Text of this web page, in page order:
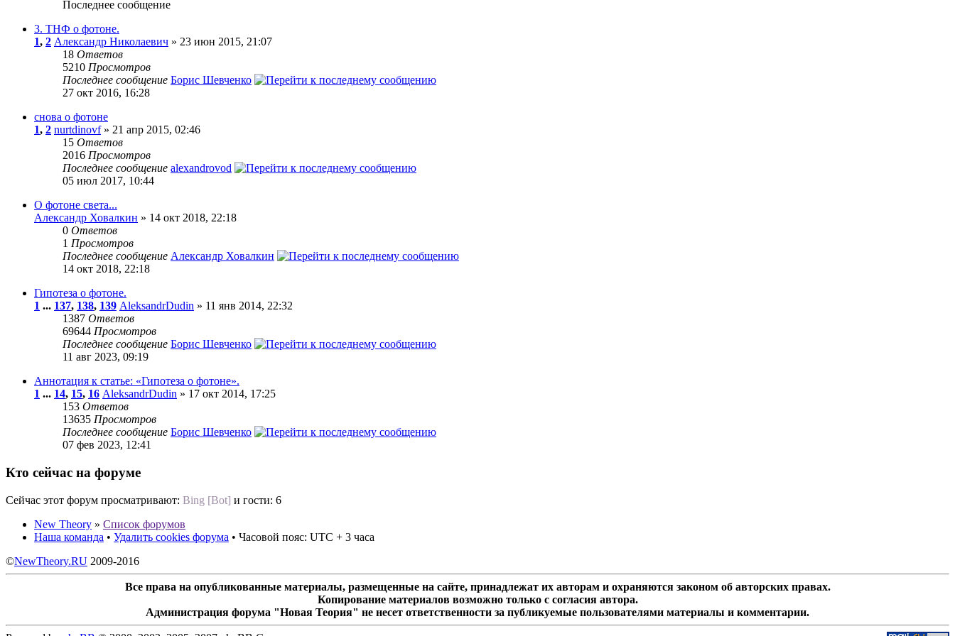
Последнее сообщение
3. ТНФ о фотоне.
1, 2 Александр Николаевич » 23 июн 2015, 21:07
18 Ответов
5210 Просмотров
Последнее сообщение Борис Шевченко
27 окт 2016, 16:28
снова о фотоне
1, 2 nurtdinovf» 21 апр 2015, 02:46
15 Ответов
2016 Просмотров
Последнее сообщение alexandrovod
05 июл 2017, 10:44
О фотоне света...
Александр Ховалкин » 14 окт 2018, 22:18
0 Ответов
1 Просмотров
Последнее сообщение Александр Ховалкин
14 окт 2018, 22:18
Гипотеза о фотоне.
1 ... 137, 138, 139 AleksandrDudin » 11 янв 2014, 22:32
1387 Ответов
69644 Просмотров
Последнее сообщение Борис Шевченко
11 авг 2023, 09:19
Аннотация к статье: «Гипотеза о фотоне».
1 ... 14, 15, 16 AleksandrDudin » 17 окт 2014, 17:25
153 Ответов
13635 Просмотров
Последнее сообщение Борис Шевченко
07 фев 2023, 12:41
Кто сейчас на форуме
Сейчас этот форум просматривают: Bing [Bot] и гости: 6
New Theory » Список форумов
Наша команда • Удалить cookies форума • Часовой пояс: UTC + 3 часа
©NewTheory.RU 2009-2016
Все права на опубликованные материалы, размещенные на сайте, принадлежат их авторам и охраняются законом об авторских правах.
Копирование материалов возможно только с согласия автора.
Администрация форума "Новая Теория" не несет ответственности за публикуемые пользователями материалы и комментарии.